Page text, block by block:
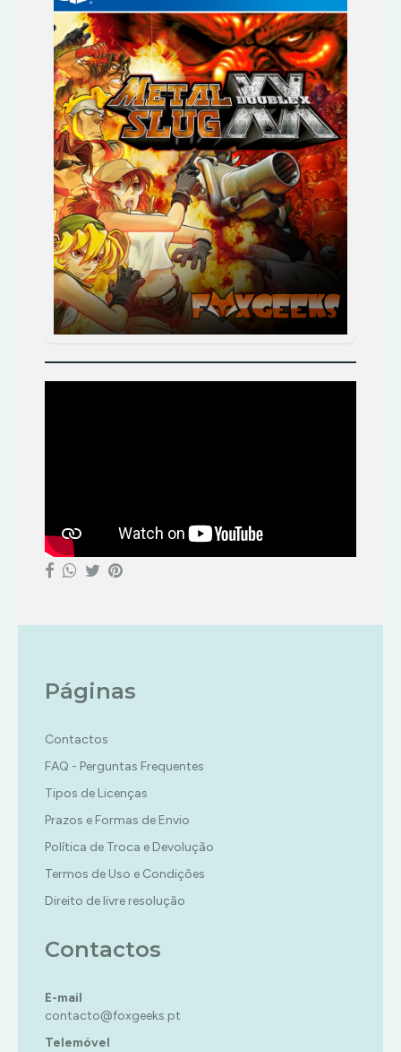
Páginas
Contactos
FAQ - Perguntas Frequentes
Tipos de Licenças
Prazos e Formas de Envio
Política de Troca e Devolução
Termos de Uso e Condições
Direito de livre resolução
Contactos
E-mail
contacto@foxgeeks.pt
Telemóvel